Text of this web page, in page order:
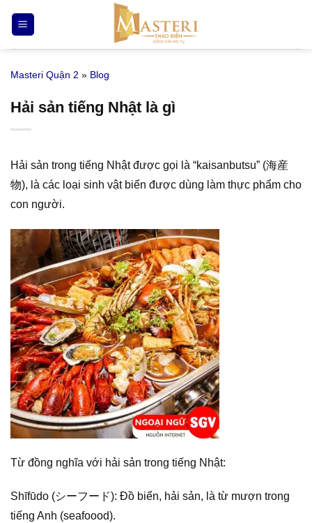
qua
nội
Masteri Quận 2 » Blog
Hải sản tiếng Nhật là gì
Hải sản trong tiếng Nhật được gọi là “kaisanbutsu” (海産
物), là các loại sinh vật biển được dùng làm thực phẩm cho
con người.
Từ đồng nghĩa với hải sản trong tiếng Nhật:
Shīfūdo (シーフード): Đồ biển, hải sản, là từ mượn trong
tiếng Anh (seafoood).